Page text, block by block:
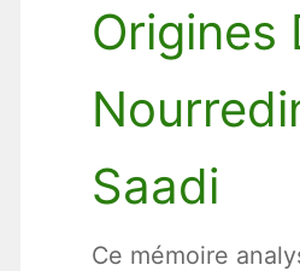
Origines
Saadi
Ce mémoire